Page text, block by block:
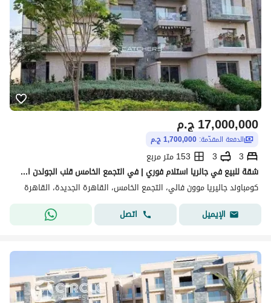
ج.م17,000,000
الدفعة المقدّمة: 1,700,000 ج.م
3
3
153 متر مربع
شقة للبيع في جالريا استلام فوري | في التجمع الخامس قلب الجولدن اسكوير | Galleria Moon Valley | موقع مميز بالقرب من ميفيدا و هايد بارك
كومباوند جاليريا موون فالي، التجمع الخامس، القاهرة الجديدة، القاهرة
الإيميل
اتصل